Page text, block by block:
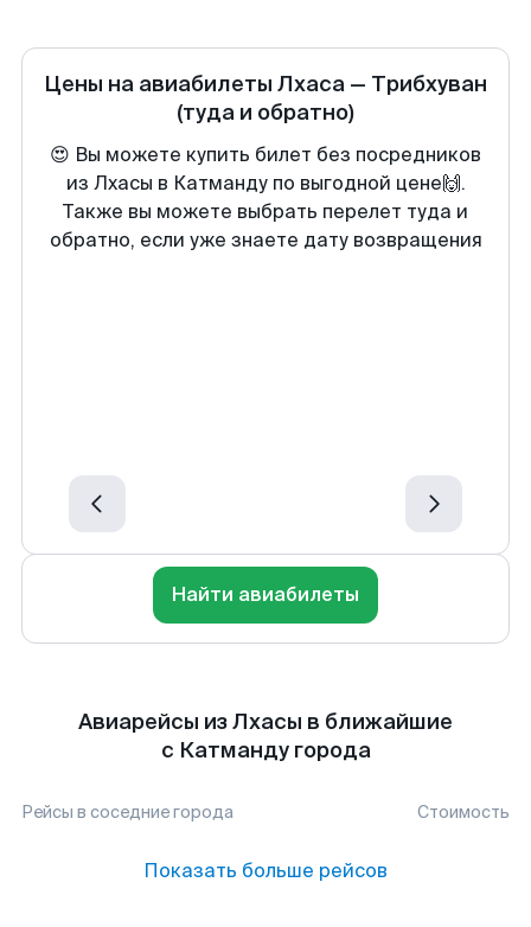
Цены на авиабилеты Лхаса — Трибхуван
(туда и обратно)
😍 Вы можете купить билет без посредников
из Лхасы в Катманду по выгодной цене🙌.
Также вы можете выбрать перелет туда и
обратно, если уже знаете дату возвращения
Найти авиабилеты
Авиарейсы из Лхасы в ближайшие
с Катманду города
Рейсы в соседние города Стоимость
Показать больше рейсов